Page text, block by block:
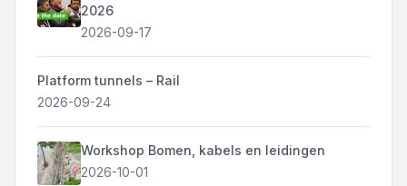
2026
2026-09-17
Platform tunnels – Rail
2026-09-24
Workshop Bomen, kabels en leidingen
2026-10-01